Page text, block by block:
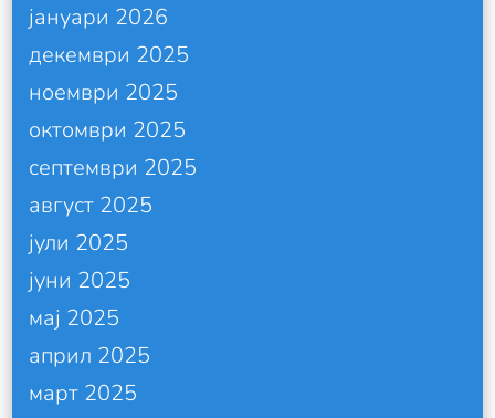
јануари 2026
декември 2025
ноември 2025
октомври 2025
септември 2025
август 2025
јули 2025
јуни 2025
мај 2025
април 2025
март 2025